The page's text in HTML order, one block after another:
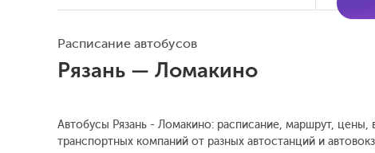
Расписание автобусов
Рязань — Ломакино
Автобусы Рязань - Ломакино: расписание, маршрут, цены,
транспортных компаний от разных автостанций и